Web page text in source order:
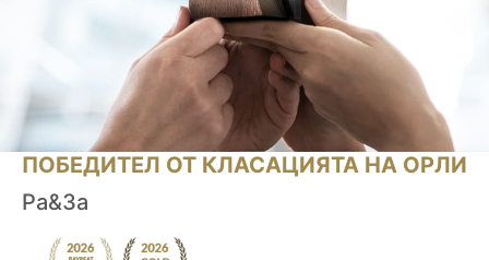
ПОБЕДИТЕЛ ОТ КЛАСАЦИЯТА НА ОРЛИ
Ра&За